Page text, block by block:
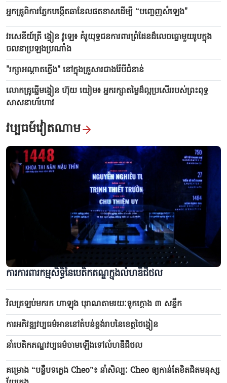
អ្នកគ្រូពិការភ្នែកបង្កើតឆានែលផតខាសដើម្បី “បញ្ចេញសំឡេង"
វរសេនីយ៍ត្រី ង្វៀន វូឡេ៖ គំរូយុទ្ធជនការពារព្រំដែនដ៏លេចធ្លោមួយរូបក្នុង
ចលនាប្រឡងប្រណាំង
"រក្សាអណ្តាតភ្លើង" នៅក្នុងគ្រួសារជាងរ៉ែបីជំនាន់
លោកគ្រូឆ្នើមង្វៀន ហ៊ុយ យៀម៖ អ្នករក្សាតម្លៃដ៏ល្អប្រសើររបស់ព្រះពុទ្ធ
សាសនាហ័រហាវ
វប្បធម៍វៀតណាម
ការការពារកម្មសិទ្ធិនៃបេតិកភណ្ឌក្នុងលំហឌីជីថល
វិលត្រឡប់មករក ហាឡុង បុរាណតាមរយៈទូកក្ដោង ៣ សន្លឹក
ការអភិវឌ្ឍវប្បធម៌អាននៅតំបន់ខ្ពង់រាបនៃខេត្តថៃង្វៀន
នាំបេតិកភណ្ឌវប្បធម៌ចាមឡើងទៅលំហឌីជីថល
គម្រោង “បន្លឺបទភ្លេង Cheo”៖ នាំសិល្បៈ Cheo ឲ្យកាន់តែខិតជិតមនុស្ស